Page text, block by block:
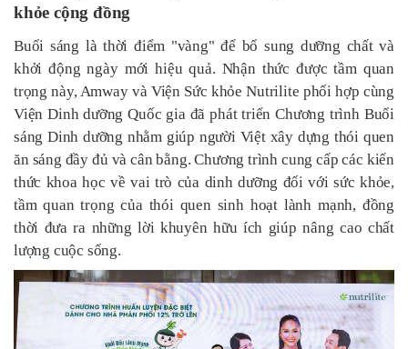
khỏe cộng đồng
Buổi sáng là thời điểm "vàng" để bổ sung dưỡng chất và
khởi động ngày mới hiệu quả. Nhận thức được tầm quan
trọng này, Amway và Viện Sức khỏe Nutrilite phối hợp cùng
Viện Dinh dưỡng Quốc gia đã phát triển Chương trình Buổi
sáng Dinh dưỡng nhằm giúp người Việt xây dựng thói quen
ăn sáng đầy đủ và cân bằng. Chương trình cung cấp các kiến
thức khoa học về vai trò của dinh dưỡng đối với sức khỏe,
tầm quan trọng của thói quen sinh hoạt lành mạnh, đồng
thời đưa ra những lời khuyên hữu ích giúp nâng cao chất
lượng cuộc sống.